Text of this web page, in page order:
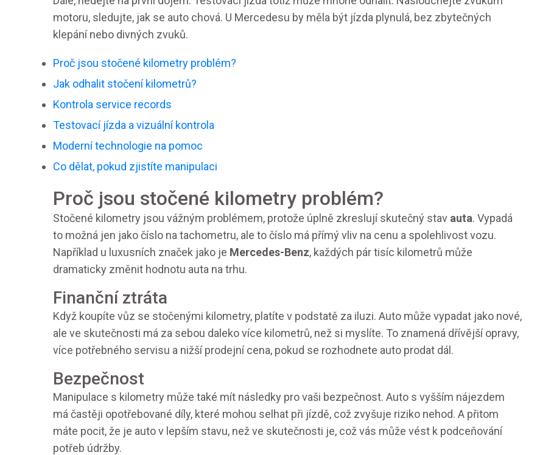
motoru, sledujte, jak se auto chová. U Mercedesu by měla být jízda plynulá, bez zbytečných
klepání nebo divných zvuků.
Proč jsou stočené kilometry problém?
Jak odhalit stočení kilometrů?
Kontrola service records
Testovací jízda a vizuální kontrola
Moderní technologie na pomoc
Co dělat, pokud zjistíte manipulaci
Proč jsou stočené kilometry problém?
Stočené kilometry jsou vážným problémem, protože úplně zkreslují skutečný stav auta. Vypadá
to možná jen jako číslo na tachometru, ale to číslo má přímý vliv na cenu a spolehlivost vozu.
Například u luxusních značek jako je Mercedes-Benz, každých pár tisíc kilometrů může
dramaticky změnit hodnotu auta na trhu.
Finanční ztráta
Když koupíte vůz se stočenými kilometry, platíte v podstatě za iluzi. Auto může vypadat jako nové,
ale ve skutečnosti má za sebou daleko více kilometrů, než si myslíte. To znamená dřívější opravy,
více potřebného servisu a nižší prodejní cena, pokud se rozhodnete auto prodat dál.
Bezpečnost
Manipulace s kilometry může také mít následky pro vaši bezpečnost. Auto s vyšším nájezdem
má častěji opotřebované díly, které mohou selhat při jízdě, což zvyšuje riziko nehod. A přitom
máte pocit, že je auto v lepším stavu, než ve skutečnosti je, což vás může vést k podceňování
potřeb údržby.